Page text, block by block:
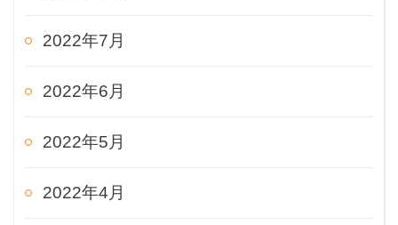
2022年7月
2022年6月
2022年5月
2022年4月